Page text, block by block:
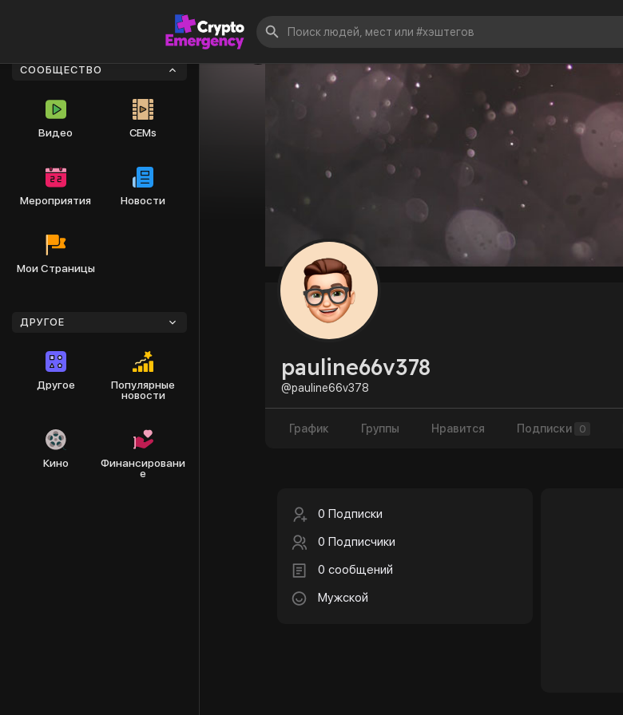
СООБЩЕСТВО
Видео CEMs
Мероприятия Новости
Мои Страницы
ДРУГОЕ
Другое
Популярные
новости
Кино
Финансировани
е
pauline66v378
@pauline66v378
График Группы Нравится Подписки 0
0 Подписки
0 Подписчики
0 сообщений
Мужской